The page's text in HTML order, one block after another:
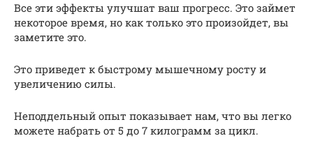
Все эти эффекты улучшат ваш прогресс. Это займет
некоторое время, но как только это произойдет, вы
заметите это.
Это приведет к быстрому мышечному росту и
увеличению силы.
Неподдельный опыт показывает нам, что вы легко
можете набрать от 5 до 7 килограмм за цикл.